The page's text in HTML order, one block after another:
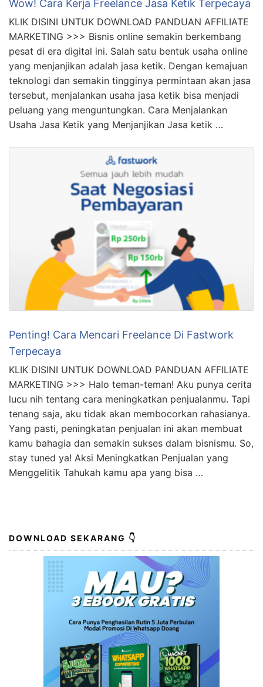
Wow! Cara Kerja Freelance Jasa Ketik Terpecaya
KLIK DISINI UNTUK DOWNLOAD PANDUAN AFFILIATE
MARKETING >>> Bisnis online semakin berkembang
pesat di era digital ini. Salah satu bentuk usaha online
yang menjanjikan adalah jasa ketik. Dengan kemajuan
teknologi dan semakin tingginya permintaan akan jasa
tersebut, menjalankan usaha jasa ketik bisa menjadi
peluang yang menguntungkan. Cara Menjalankan
Usaha Jasa Ketik yang Menjanjikan Jasa ketik …
Penting! Cara Mencari Freelance Di Fastwork
Terpecaya
KLIK DISINI UNTUK DOWNLOAD PANDUAN AFFILIATE
MARKETING >>> Halo teman-teman! Aku punya cerita
lucu nih tentang cara meningkatkan penjualanmu. Tapi
tenang saja, aku tidak akan membocorkan rahasianya.
Yang pasti, peningkatan penjualan ini akan membuat
kamu bahagia dan semakin sukses dalam bisnismu. So,
stay tuned ya! Aksi Meningkatkan Penjualan yang
Menggelitik Tahukah kamu apa yang bisa …
DOWNLOAD SEKARANG 👇